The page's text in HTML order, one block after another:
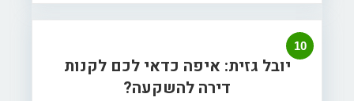
10
יובל גזית: איפה כדאי לכם לקנות
דירה להשקעה?